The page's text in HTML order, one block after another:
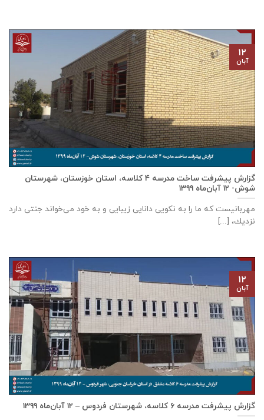
گزارش پیشرفت ساخت مدرسه ٤ كلاسه، استان خوزستان، شهرستان
شوش- ۱۲ آبان‌ماه ۱۳۹۹
مهربانيست كه ما را به نكويی دانايی زيبايی و به خود می‌خواند جنتی دارد
نزديك، [...]
۱۲
آبان
گزارش پیشرفت مدرسه ٦ كلاسه، شهرستان فردوس – ۱۲ آبان‌ماه ۱۳۹۹
۱۲
آبان